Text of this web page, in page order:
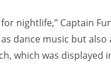
nightlife,” Captain
dance music but
which was displayed